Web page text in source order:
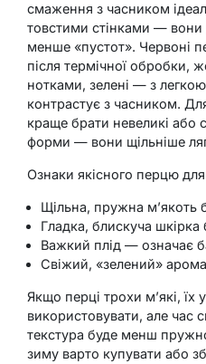
смаження з часником
товстими стінками — вони
менше «пустот». Червоні
після термічної обробки,
нотками, зелені — з
контрастує з часником.
краще брати невеликі або
форми — вони щільніше
Ознаки якісного перцю
Щільна, пружна м’якоть
Гладка, блискуча
Важкий плід — означає
Свіжий, «зелений»
Якщо перці трохи м’які,
використовувати, але час
текстура буде менш
зиму варто купувати або